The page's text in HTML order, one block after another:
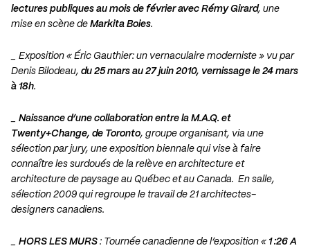
lectures publiques au mois de février avec Rémy Girard, une
mise en scène de Markita Boies.
_ Exposition « Éric Gauthier: un vernaculaire moderniste » vu par
Denis Bilodeau, du 25 mars au 27 juin 2010, vernissage le 24 mars
à 18h.
Naissance d’une collaboration entre la M.A.Q. et
Twenty+Change, de Toronto, groupe organisant, via une
sélection par jury, une exposition biennale qui vise à faire
connaître les surdoués de la relève en architecture et
architecture de paysage au Québec et au Canada. En salle,
sélection 2009 qui regroupe le travail de 21 architectes-
designers canadiens.
HORS LES MURS : Tournée canadienne de l’exposition « 1 :26 A